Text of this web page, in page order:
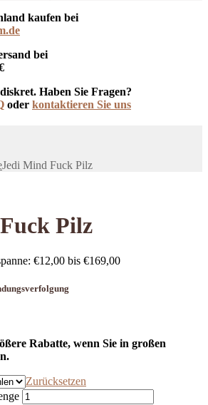
kaufen bei
bei
Haben Sie Fragen?
oder kontaktieren Sie uns
Jedi Mind Fuck Pilz
Pilz
€12,00 bis €169,00
Rabatte, wenn Sie in großen
Zurücksetzen